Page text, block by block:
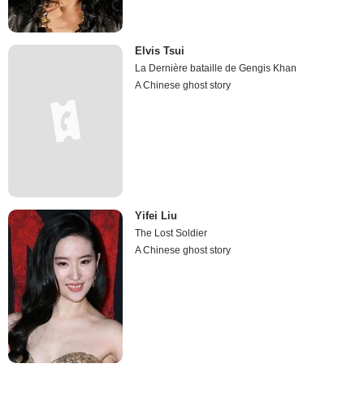
Elvis Tsui
La Dernière bataille de Gengis Khan
A Chinese ghost story
Yifei Liu
The Lost Soldier
A Chinese ghost story